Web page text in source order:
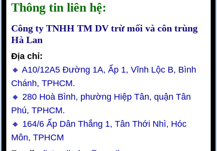
Thông tin liên hệ:
Công ty TNHH TM DV trừ mối và côn trùng
Hà Lan
Địa chỉ:
🔸 A10/12A5 Đường 1A, Ấp 1, Vĩnh Lộc B, Bình
Chánh, TPHCM.
🔸 280 Hoà Bình, phường Hiệp Tân, quận Tân
Phú, TPHCM.
🔸 164/6 Ấp Dân Thắng 1, Tân Thới Nhì, Hóc
Môn, TPHCM